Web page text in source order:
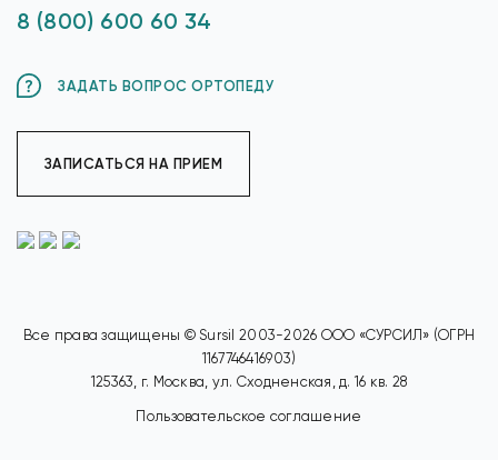
8 (800) 600 60 34
ЗАДАТЬ ВОПРОС ОРТОПЕДУ
ЗАПИСАТЬСЯ НА ПРИЕМ
Все права защищены © Sursil 2003-2026 ООО «СУРСИЛ» (ОГРН
1167746416903)
125363, г. Москва, ул. Сходненская, д. 16 кв. 28
Пользовательское соглашение